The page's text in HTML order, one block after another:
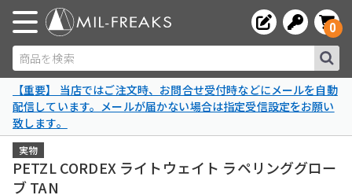
商品を検索
0
【重要】 当店ではご注文時、お問合せ受付時などにメールを自動
配信しています。メールが届かない場合は指定受信設定をお願い
致します。
実物
PETZL CORDEX ライトウェイト ラペリンググロー
ブ TAN